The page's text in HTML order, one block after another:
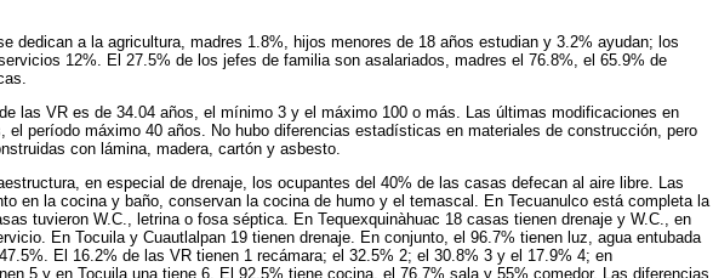
dedican a la agricultura, madres 1.8%, hijos menores de 18 años estudian y 3.2% ayudan; los
12%. El 27.5% de los jefes de familia son asalariados, madres el 76.8%, el 65.9% de
las VR es de 34.04 años, el mínimo 3 y el máximo 100 o más. Las últimas modificaciones en
el período máximo 40 años. No hubo diferencias estadísticas en materiales de construcción, pero
con lámina, madera, cartón y asbesto.
en especial de drenaje, los ocupantes del 40% de las casas defecan al aire libre. Las
en la cocina y baño, conservan la cocina de humo y el temascal. En Tecuanulco está completa la
tuvieron W.C., letrina o fosa séptica. En Tequexquinàhuac 18 casas tienen drenaje y W.C., en
En Tocuila y Cuautlalpan 19 tienen drenaje. En conjunto, el 96.7% tienen luz, agua entubada
El 16.2% de las VR tienen 1 recámara; el 32.5% 2; el 30.8% 3 y el 17.9% 4; en
5 y en Tocuila una tiene 6. El 92.5% tiene cocina, el 76.7% sala y 55% comedor. Las diferencias